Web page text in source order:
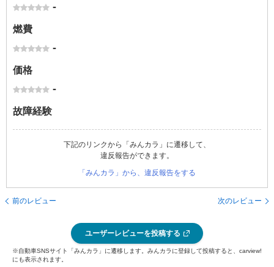
-
燃費
-
価格
-
故障経験
下記のリンクから「みんカラ」に遷移して、
違反報告ができます。
「みんカラ」から、違反報告をする
前のレビュー 次のレビュー
ユーザーレビューを投稿する
※自動車SNSサイト「みんカラ」に遷移します。みんカラに登録して投稿すると、carview!
にも表示されます。